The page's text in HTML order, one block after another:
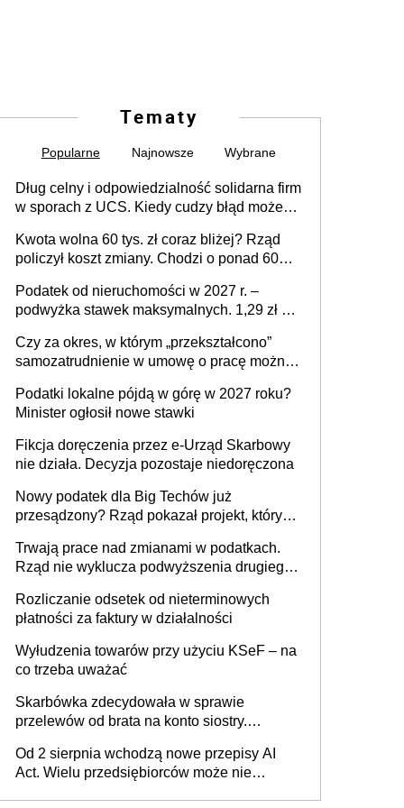
Tematy
Popularne Najnowsze Wybrane
Dług celny i odpowiedzialność solidarna firm
w sporach z UCS. Kiedy cudzy błąd może
Kwota wolna 60 tys. zł coraz bliżej? Rząd
policzył koszt zmiany. Chodzi o ponad 60
Podatek od nieruchomości w 2027 r. –
podwyżka stawek maksymalnych. 1,29 zł za
budynków i lokali związanych z
prowadzeniem działalności gospodarczej
Czy za okres, w którym „przekształcono”
samozatrudnienie w umowę o pracę można
umowy cywilnoprawnej jedynym
racjonalnym wyjściem
Podatki lokalne pójdą w górę w 2027 roku?
Minister ogłosił nowe stawki
Fikcja doręczenia przez e-Urząd Skarbowy
nie działa. Decyzja pozostaje niedoręczona
Nowy podatek dla Big Techów już
przesądzony? Rząd pokazał projekt, który
Trwają prace nad zmianami w podatkach.
Rząd nie wyklucza podwyższenia drugiego
Rozliczanie odsetek od nieterminowych
płatności za faktury w działalności
Wyłudzenia towarów przy użyciu KSeF – na
co trzeba uważać
Skarbówka zdecydowała w sprawie
przelewów od brata na konto siostry.
darowizna, ale podatku jednak nie będzie
Od 2 sierpnia wchodzą nowe przepisy AI
Act. Wielu przedsiębiorców może nie